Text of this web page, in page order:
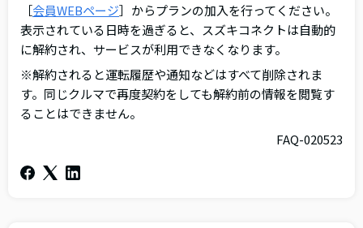
［会員WEBページ］からプランの加入を行ってください。
表示されている日時を過ぎると、スズキコネクトは自動的
に解約され、サービスが利用できなくなります。
※解約されると運転履歴や通知などはすべて削除されま
す。同じクルマで再度契約をしても解約前の情報を閲覧す
ることはできません。
FAQ-020523